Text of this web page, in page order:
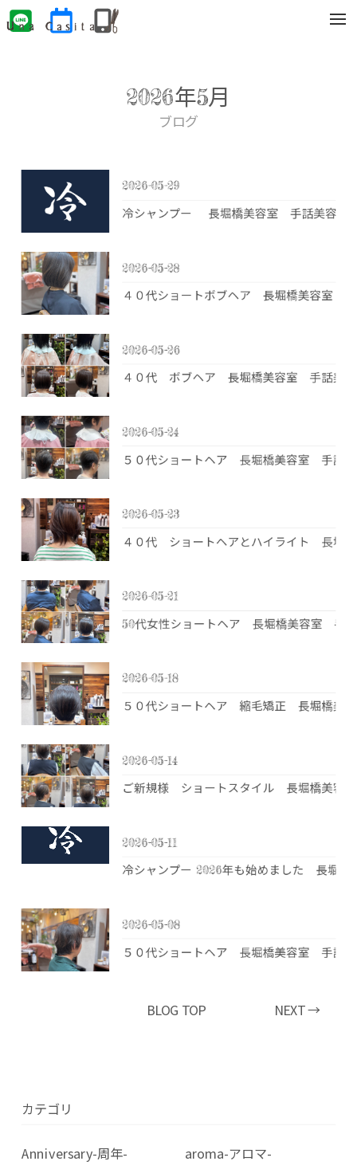
2026年5月
ブログ
2026-05-29
冷シャンプー 長堀橋美容室 手話美容室
2026-05-28
４０代ショートボブヘア 長堀橋美容室
2026-05-26
４０代 ボブヘア 長堀橋美容室 手話美
2026-05-24
５０代ショートヘア 長堀橋美容室 手話
2026-05-23
４０代 ショートヘアとハイライト 長堀
2026-05-21
50代女性ショートヘア 長堀橋美容室 手
2026-05-18
５０代ショートヘア 縮毛矯正 長堀橋美
2026-05-14
ご新規様 ショートスタイル 長堀橋美容
2026-05-11
冷シャンプー 2026年も始めました 長堀
2026-05-08
５０代ショートヘア 長堀橋美容室 手話
BLOG TOP NEXT →
カテゴリ
Anniversary-周年-
aroma-アロマ-
t